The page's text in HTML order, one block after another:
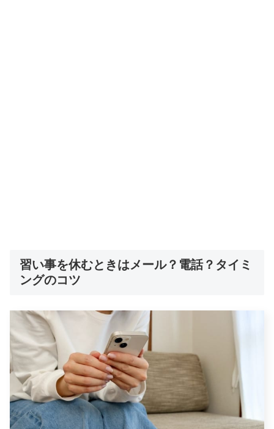
習い事を休むときはメール？電話？タイミ
ングのコツ